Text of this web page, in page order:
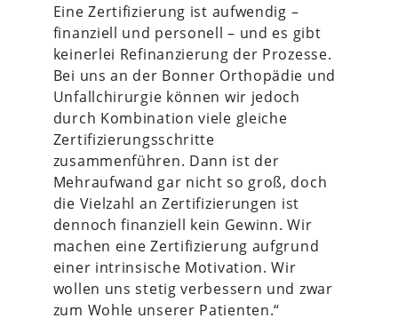
Eine Zertifizierung ist aufwendig –
finanziell und personell – und es gibt
keinerlei Refinanzierung der Prozesse.
Bei uns an der Bonner Orthopädie und
Unfallchirurgie können wir jedoch
durch Kombination viele gleiche
Zertifizierungsschritte
zusammenführen. Dann ist der
Mehraufwand gar nicht so groß, doch
die Vielzahl an Zertifizierungen ist
dennoch finanziell kein Gewinn. Wir
machen eine Zertifizierung aufgrund
einer intrinsische Motivation. Wir
wollen uns stetig verbessern und zwar
zum Wohle unserer Patienten.“